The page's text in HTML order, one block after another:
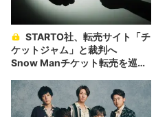
ケットジャム」と裁判へ
Snow Manチケット転売を巡っ